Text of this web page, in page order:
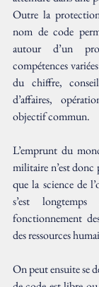
Outre la
nom de code
autour d’un
compétences
du chiffre,
d’affaires,
objectif commun.
L’emprunt du
militaire n’est donc
que la science de
s’est
fonctionnement
des ressources
On peut ensuite se